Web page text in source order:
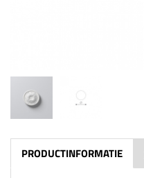
PRODUCTINFORMATIE